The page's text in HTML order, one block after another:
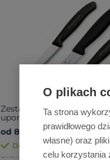
O plikach
Ta strona
prawidłowego
własne) oraz
celu korzystania
Zestaw 3 noży
upominkowym
od 81,12 zł
Dostępność: 901 szt.